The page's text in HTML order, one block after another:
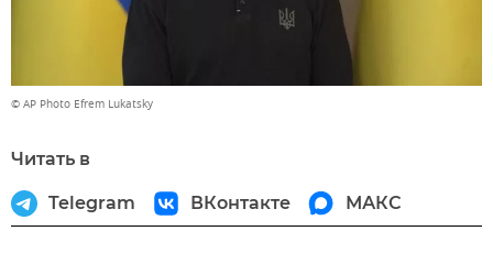
© AP Photo Efrem Lukatsky
Читать в
Telegram ВКонтакте МАКС